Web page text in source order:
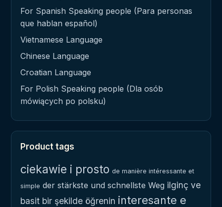
For Spanish Speaking people (Para personas
que hablan español)
Vietnamese Language
Chinese Language
Croatian Language
For Polish Speaking people (Dla osób
mówiących po polsku)
Product tags
ciekawie i prosto de manière intéressante et
simple der stärkste und schnellste Weg ilginç ve
basit bir şekilde öğrenin interesante e